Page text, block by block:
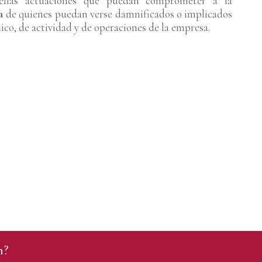
de quienes puedan verse damnificados o implicados
de actividad y de operaciones de la empresa.